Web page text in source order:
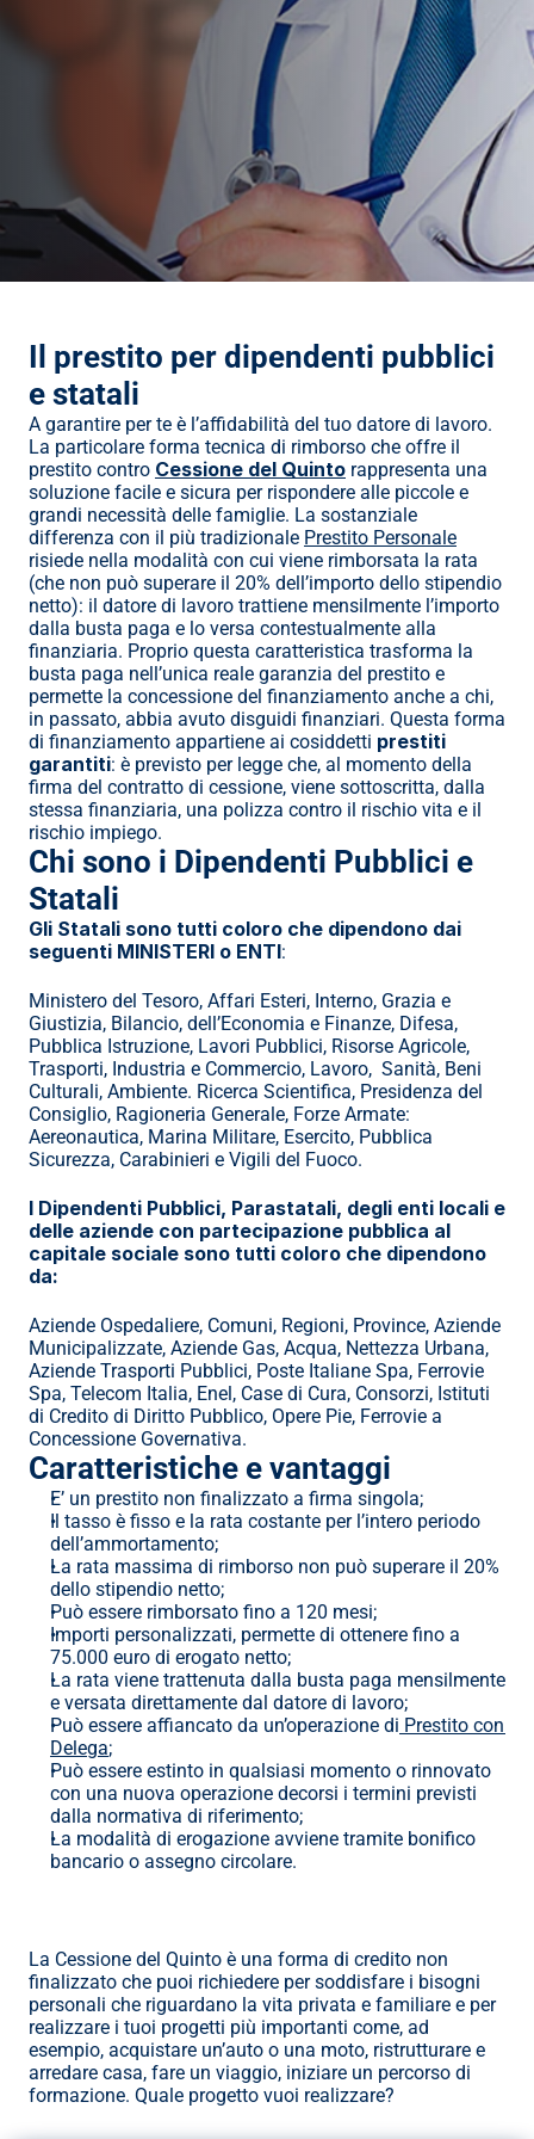
Il prestito per dipendenti pubblici
e statali
A garantire per te è l’affidabilità del tuo datore di lavoro.
La particolare forma tecnica di rimborso che offre il
prestito contro Cessione del Quinto rappresenta una
soluzione facile e sicura per rispondere alle piccole e
grandi necessità delle famiglie. La sostanziale
differenza con il più tradizionale Prestito Personale
risiede nella modalità con cui viene rimborsata la rata
(che non può superare il 20% dell’importo dello stipendio
netto): il datore di lavoro trattiene mensilmente l’importo
dalla busta paga e lo versa contestualmente alla
finanziaria. Proprio questa caratteristica trasforma la
busta paga nell’unica reale garanzia del prestito e
permette la concessione del finanziamento anche a chi,
in passato, abbia avuto disguidi finanziari. Questa forma
di finanziamento appartiene ai cosiddetti prestiti
garantiti: è previsto per legge che, al momento della
firma del contratto di cessione, viene sottoscritta, dalla
stessa finanziaria, una polizza contro il rischio vita e il
rischio impiego.
Chi sono i Dipendenti Pubblici e
Statali
Gli Statali sono tutti coloro che dipendono dai
seguenti MINISTERI o ENTI:
Ministero del Tesoro, Affari Esteri, Interno, Grazia e
Giustizia, Bilancio, dell’Economia e Finanze, Difesa,
Pubblica Istruzione, Lavori Pubblici, Risorse Agricole,
Trasporti, Industria e Commercio, Lavoro,  Sanità, Beni
Culturali, Ambiente. Ricerca Scientifica, Presidenza del
Consiglio, Ragioneria Generale, Forze Armate:
Aereonautica, Marina Militare, Esercito, Pubblica
Sicurezza, Carabinieri e Vigili del Fuoco.
I Dipendenti Pubblici, Parastatali, degli enti locali e
delle aziende con partecipazione pubblica al
capitale sociale sono tutti coloro che dipendono
da:
Aziende Ospedaliere, Comuni, Regioni, Province, Aziende
Municipalizzate, Aziende Gas, Acqua, Nettezza Urbana,
Aziende Trasporti Pubblici, Poste Italiane Spa, Ferrovie
Spa, Telecom Italia, Enel, Case di Cura, Consorzi, Istituti
di Credito di Diritto Pubblico, Opere Pie, Ferrovie a
Concessione Governativa.
Caratteristiche e vantaggi
E’ un prestito non finalizzato a firma singola;
Il tasso è fisso e la rata costante per l’intero periodo
dell’ammortamento;
La rata massima di rimborso non può superare il 20%
dello stipendio netto;
Può essere rimborsato fino a 120 mesi;
Importi personalizzati, permette di ottenere fino a
75.000 euro di erogato netto;
La rata viene trattenuta dalla busta paga mensilmente
e versata direttamente dal datore di lavoro;
Può essere affiancato da un’operazione di Prestito con
Delega;
Può essere estinto in qualsiasi momento o rinnovato
con una nuova operazione decorsi i termini previsti
dalla normativa di riferimento;
La modalità di erogazione avviene tramite bonifico
bancario o assegno circolare.
La Cessione del Quinto è una forma di credito non
finalizzato che puoi richiedere per soddisfare i bisogni
personali che riguardano la vita privata e familiare e per
realizzare i tuoi progetti più importanti come, ad
esempio, acquistare un’auto o una moto, ristrutturare e
arredare casa, fare un viaggio, iniziare un percorso di
formazione. Quale progetto vuoi realizzare?